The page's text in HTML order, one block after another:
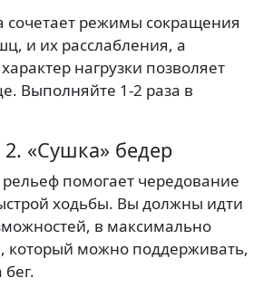
сочетает режимы сокращения
и их расслабления, а
нагрузки позволяет
Выполняйте 1-2 раза в
«Сушка» бедер
помогает чередование
ходьбы. Вы должны идти
в максимально
который можно поддерживать,